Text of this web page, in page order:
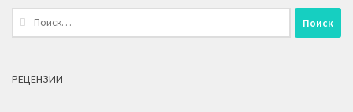
Найти:
РЕЦЕНЗИИ